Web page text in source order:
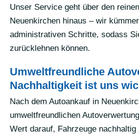
Unser Service geht über den
Neuenkirchen hinaus – wir
administrativen Schritte, sodass
zurücklehnen können.
Umweltfreundliche
Nachhaltigkeit ist uns
Nach dem Autoankauf in
umweltfreundlichen
Wert darauf, Fahrzeuge